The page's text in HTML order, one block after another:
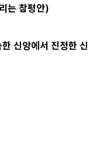
는 참평안)
신앙에서 진정한 신